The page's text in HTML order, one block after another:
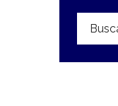
Buscar: